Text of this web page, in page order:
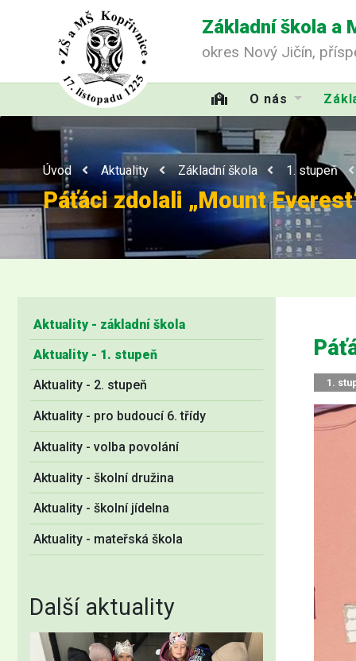
Základní škola a
okres Nový Jičín,
O nás
Úvod Aktuality Základní škola 1. stupeň
Páťáci zdolali „Mount
Aktuality - základní škola
Aktuality - 1. stupeň
Aktuality - 2. stupeň
Aktuality - pro budoucí 6. třídy
Aktuality - volba povolání
Aktuality - školní družina
Aktuality - školní jídelna
Aktuality - mateřská škola
Další aktuality
1.